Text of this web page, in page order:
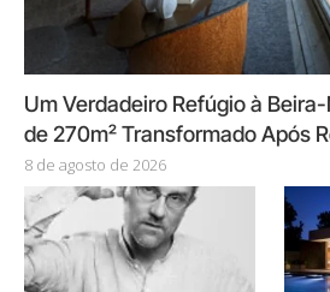
Um Verdadeiro Refúgio à
de 270m² Transformado Após
8 de agosto de 2026